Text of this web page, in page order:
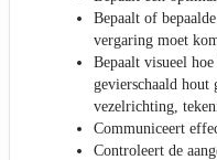
Bepaalt of
vergaring moet
Bepaalt visueel
gevierschaald hout
vezelrichting,
Communiceert
Controleert de